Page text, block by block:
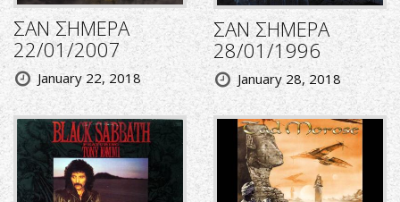
ΣΑΝ ΣΗΜΕΡΑ
22/01/2007
January 22, 2018
ΣΑΝ ΣΗΜΕΡΑ
28/01/1996
January 28, 2018